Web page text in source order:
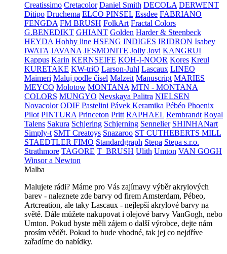
Creatissimo Cretacolor Daniel Smith DECOLA DERWENT
Ditipo Druchema ELCO PINSEL Essdee FABRIANO
FENGDA FM BRUSH FolkArt Fractal Colors
G.BENEDIKT GHIANT Golden Harder & Steenbeck
HEYDA Hobby line HSENG INDIGES IRIDRON Isabey
IWATA JAVANA JESMONITE Jolly Jovi KANGRUI
Kappus Karin KERNSEIFE KOH-I-NOOR Kores Kreul
KURETAKE KW-triO Larson-Juhl Lascaux LINEO
Maimeri Maluj podle čísel Malzeit Manuscript MARIES
MEYCO Molotow MONTANA MTN - MONTANA
COLORS MUNGYO Nevskaya Palitra NIELSEN
Novacolor ODIF Pastelini Pávek Keramika Pébéo Phoenix
Pilot PINTURA Princeton Pritt RAPHAEL Rembrandt Royal
Talens Sakura Schjering Schjerning Sennelier SHINHANart
Simply-t SMT Creatoys Snazaroo ST CUTHEBERTS MILL
STAEDTLER FIMO Standardgraph Stepa Stepa s.r.o.
Strathmore TAGORE T_BRUSH Ulith Umton VAN GOGH
Winsor a Newton
Malba
Malujete rádi? Máme pro Vás zajímavy výběr akrylových
barev - naleznete zde barvy od firem Amsterdam, Pébeo,
Artcreation, ale taky Lascaux - nejlepší akrylové barvy na
světě. Dále můžete nakupovat i olejové barvy VanGogh, nebo
Umton. Pokud byste měli zájem o další výrobce, dejte nám
prosím vědět. Pokud to bude vhodné, tak jej co nejdříve
zařadíme do nabídky.